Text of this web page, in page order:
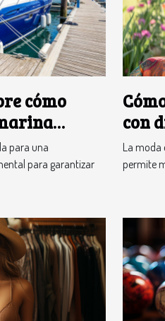
cómo
para una
para garantizar
con
La moda
permite